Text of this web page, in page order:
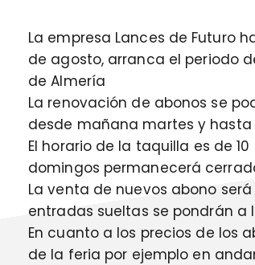
La empresa Lances de Futuro
de agosto, arranca el periodo
de Almería
La renovación de abonos se
desde mañana martes y hasta
El horario de la taquilla es de 10
domingos permanecerá
La venta de nuevos abono
entradas sueltas se pondrán a
En cuanto a los precios de los
de la feria por ejemplo en